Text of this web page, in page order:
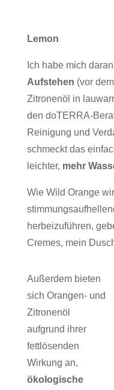
Lemon
Ich habe mich
Aufstehen (vor
Zitronenöl in
den doTERRA-
Reinigung und
schmeckt das
leichter, mehr
Wie Wild Orange
herbeizuführen,
Cremes, mein
Außerdem bieten
sich Orangen- und
Zitronenöl
aufgrund ihrer
fettlösenden
Wirkung an,
ökologische